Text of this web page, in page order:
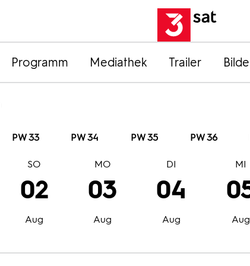
Programm Mediathek Trailer
PW 33 PW 34 PW 35 PW 36
02
Aug
SO
03
Aug
MO
04
Aug
DI
Aug
MI